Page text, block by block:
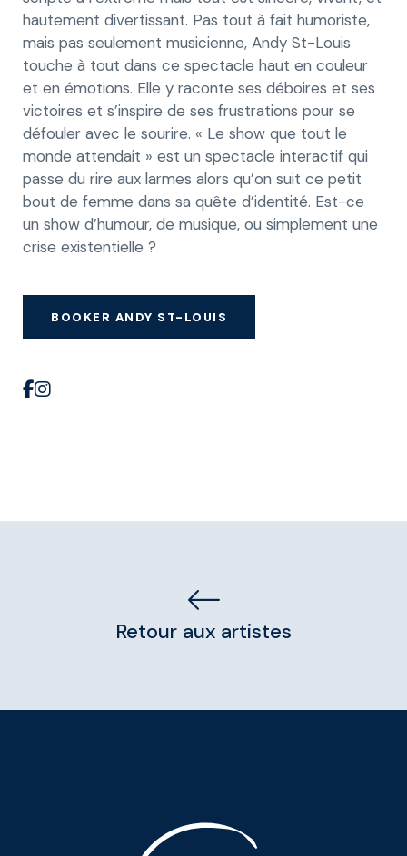
hautement divertissant. Pas tout à fait humoriste,
mais pas seulement musicienne, Andy St-Louis
touche à tout dans ce spectacle haut en couleur
et en émotions. Elle y raconte ses déboires et ses
victoires et s’inspire de ses frustrations pour se
défouler avec le sourire. « Le show que tout le
monde attendait » est un spectacle interactif qui
passe du rire aux larmes alors qu’on suit ce petit
bout de femme dans sa quête d’identité. Est-ce
un show d’humour, de musique, ou simplement une
crise existentielle ?
BOOKER ANDY ST-LOUIS
Retour aux artistes